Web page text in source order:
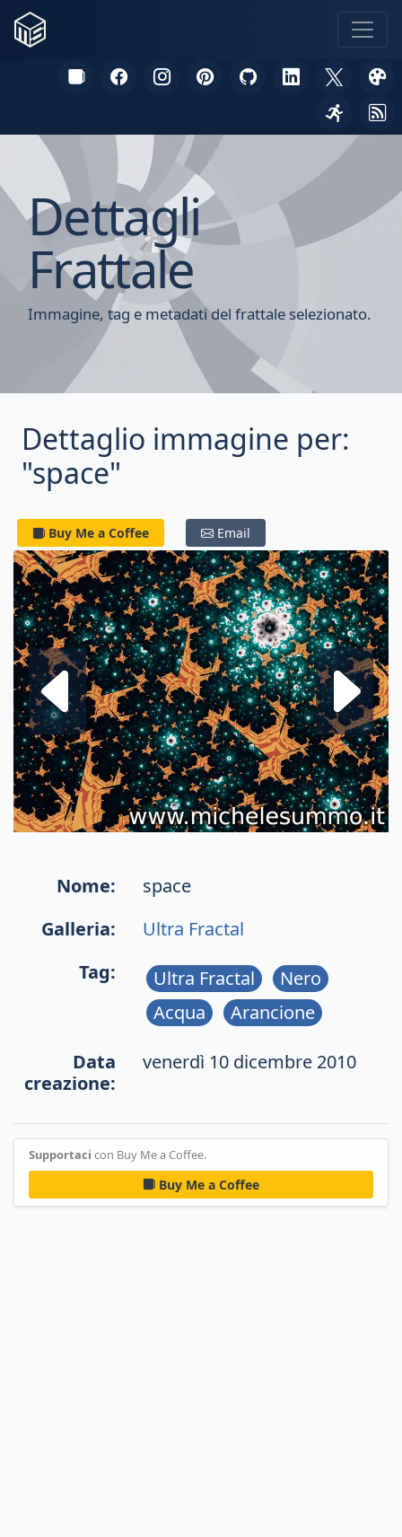
Dettagli
Frattale
Immagine, tag e metadati del frattale selezionato.
Dettaglio immagine per:
"space"
Buy Me a Coffee Email
Frattale
Nome:
space
Galleria:
Ultra Fractal
Tag:
Ultra Fractal
Nero
Acqua
Arancione
Data
creazione:
venerdì 10 dicembre 2010
Supportaci con Buy Me a Coffee.
Buy Me a Coffee